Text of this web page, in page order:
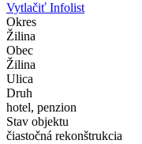
Vytlačiť Infolist
Okres
Žilina
Obec
Žilina
Ulica
Druh
hotel, penzion
Stav objektu
čiastočná rekonštrukcia